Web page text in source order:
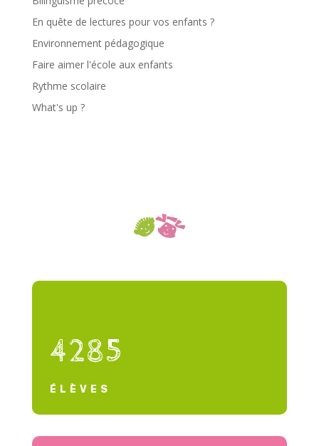
En quête de lectures pour vos enfants ?
Environnement pédagogique
Faire aimer l'école aux enfants
Rythme scolaire
What's up ?
4285
ÉLÈVES